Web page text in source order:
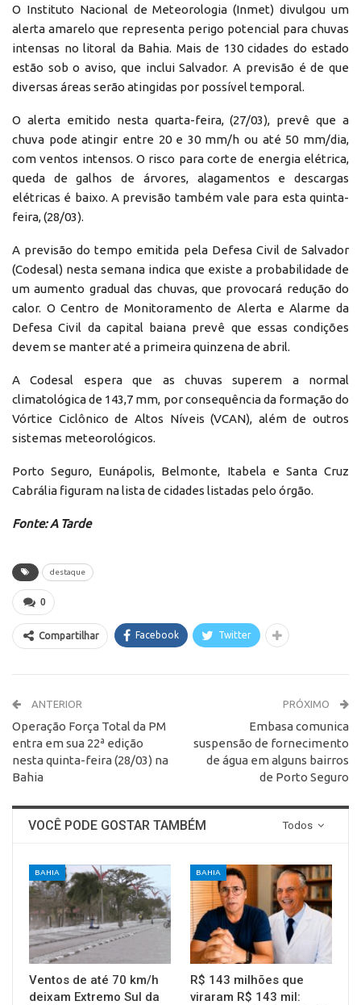
O Instituto Nacional de Meteorologia (Inmet) divulgou um
alerta amarelo que representa perigo potencial para chuvas
intensas no litoral da Bahia. Mais de 130 cidades do estado
estão sob o aviso, que inclui Salvador. A previsão é de que
diversas áreas serão atingidas por possível temporal.
O alerta emitido nesta quarta-feira, (27/03), prevê que a
chuva pode atingir entre 20 e 30 mm/h ou até 50 mm/dia,
com ventos intensos. O risco para corte de energia elétrica,
queda de galhos de árvores, alagamentos e descargas
elétricas é baixo. A previsão também vale para esta quinta-
feira, (28/03).
A previsão do tempo emitida pela Defesa Civil de Salvador
(Codesal) nesta semana indica que existe a probabilidade de
um aumento gradual das chuvas, que provocará redução do
calor. O Centro de Monitoramento de Alerta e Alarme da
Defesa Civil da capital baiana prevê que essas condições
devem se manter até a primeira quinzena de abril.
A Codesal espera que as chuvas superem a normal
climatológica de 143,7 mm, por consequência da formação do
Vórtice Ciclônico de Altos Níveis (VCAN), além de outros
sistemas meteorológicos.
Porto Seguro, Eunápolis, Belmonte, Itabela e Santa Cruz
Cabrália figuram na lista de cidades listadas pelo órgão.
Fonte: A Tarde
destaque
0
Compartilhar Facebook Twitter
ANTERIOR
Operação Força Total da PM
entra em sua 22ª edição
nesta quinta-feira (28/03) na
Bahia
PRÓXIMO
Embasa comunica
suspensão de fornecimento
de água em alguns bairros
de Porto Seguro
Todos
VOCÊ PODE GOSTAR TAMBÉM
BAHIA
Ventos de até 70 km/h
deixam Extremo Sul da
BAHIA
R$ 143 milhões que
viraram R$ 143 mil: